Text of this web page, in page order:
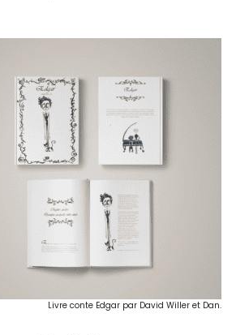
Livre conte Edgar par David Willer et Dan.